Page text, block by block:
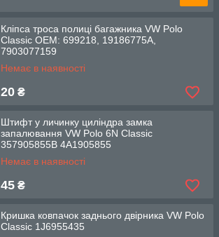
Кліпса троса полиці багажника VW Polo
Classic OEM: 699218, 19186775A,
7903077159
Немає в наявності
20 ₴
Штифт у личинку циліндра замка
запалювання VW Polo 6N Classic
357905855B 4A1905855
Немає в наявності
45 ₴
Кришка ковпачок заднього двірника VW Polo
Classic 1J6955435